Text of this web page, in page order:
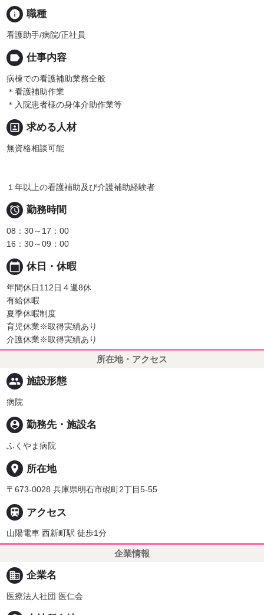
info 職種
看護助手/病院/正社員
label 仕事内容
病棟での看護補助業務全般
＊看護補助作業
＊入院患者様の身体介助作業等
portrait 求める人材
無資格相談可能
１年以上の看護補助及び介護補助経験者
 勤務時間
08：30～17：00
16：30～09：00
calendar_today 休日・休暇
年間休日112日４週8休
有給休暇
夏季休暇制度
育児休業※取得実績あり
介護休業※取得実績あり
所在地・アクセス
people 施設形態
病院
person_pin 勤務先・施設名
ふくやま病院
place 所在地
〒673-0028 兵庫県明石市硯町2丁目5-55
 アクセス
山陽電車 西新町駅 徒歩1分
企業情報
business 企業名
医療法人社団 医仁会